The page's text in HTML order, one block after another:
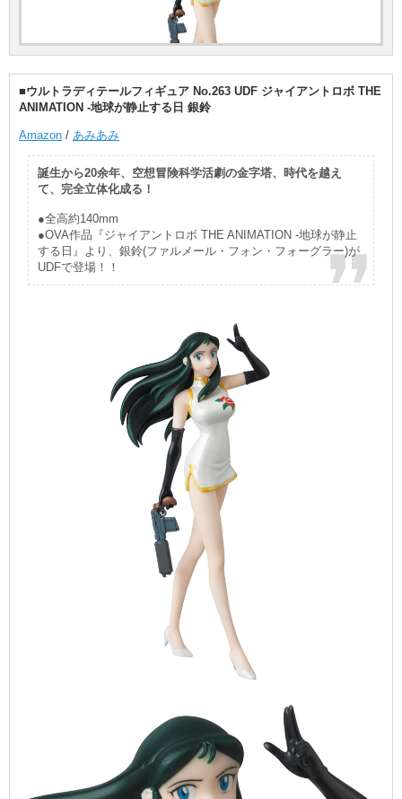
■ウルトラディテールフィギュア No.263 UDF ジャイアントロボ THE
ANIMATION -地球が静止する日 銀鈴
Amazon / あみあみ
誕生から20余年、空想冒険科学活劇の金字塔、時代を越え
て、完全立体化成る！
●全高約140mm
●OVA作品『ジャイアントロボ THE ANIMATION -地球が静止
する日』より、銀鈴(ファルメール・フォン・フォーグラー)が
UDFで登場！！